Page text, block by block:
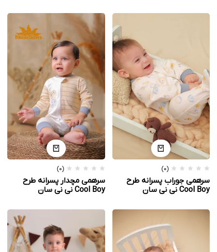
(0)
سرهمی جوراب پسرانه طرح
Cool Boy نی نی سان
(0)
سرهمی مچدار پسرانه طرح
Cool Boy نی نی سان